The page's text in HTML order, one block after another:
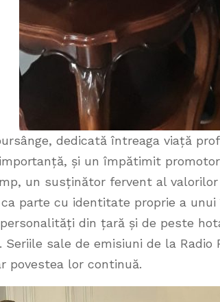
dedicată întreaga viață
și un împătimit
un susținător fervent al
parte cu identitate proprie a
din țară și de peste
Seriile sale de emisiuni de la
povestea lor continuă.